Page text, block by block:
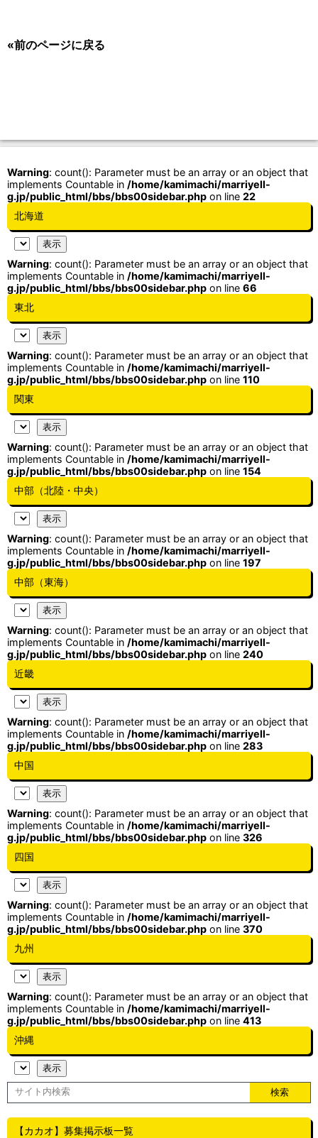
«前のページに戻る
Warning: count(): Parameter must be an array or an object that
implements Countable in /home/kamimachi/marriyell-
g.jp/public_html/bbs/bbs00sidebar.php on line 22
北海道
Warning: count(): Parameter must be an array or an object that
implements Countable in /home/kamimachi/marriyell-
g.jp/public_html/bbs/bbs00sidebar.php on line 66
東北
Warning: count(): Parameter must be an array or an object that
implements Countable in /home/kamimachi/marriyell-
g.jp/public_html/bbs/bbs00sidebar.php on line 110
関東
Warning: count(): Parameter must be an array or an object that
implements Countable in /home/kamimachi/marriyell-
g.jp/public_html/bbs/bbs00sidebar.php on line 154
中部（北陸・中央）
Warning: count(): Parameter must be an array or an object that
implements Countable in /home/kamimachi/marriyell-
g.jp/public_html/bbs/bbs00sidebar.php on line 197
中部（東海）
Warning: count(): Parameter must be an array or an object that
implements Countable in /home/kamimachi/marriyell-
g.jp/public_html/bbs/bbs00sidebar.php on line 240
近畿
Warning: count(): Parameter must be an array or an object that
implements Countable in /home/kamimachi/marriyell-
g.jp/public_html/bbs/bbs00sidebar.php on line 283
中国
Warning: count(): Parameter must be an array or an object that
implements Countable in /home/kamimachi/marriyell-
g.jp/public_html/bbs/bbs00sidebar.php on line 326
四国
Warning: count(): Parameter must be an array or an object that
implements Countable in /home/kamimachi/marriyell-
g.jp/public_html/bbs/bbs00sidebar.php on line 370
九州
Warning: count(): Parameter must be an array or an object that
implements Countable in /home/kamimachi/marriyell-
g.jp/public_html/bbs/bbs00sidebar.php on line 413
沖縄
【カカオ】募集掲示板一覧